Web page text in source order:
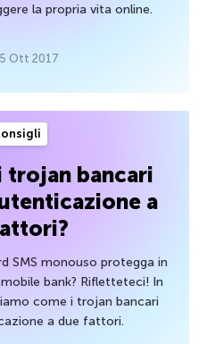
la propria vita online.
5 Ott 2017
trojan bancari
a
SMS monouso protegga in
bank? Rifletteteci! In
come i trojan bancari
a due fattori.